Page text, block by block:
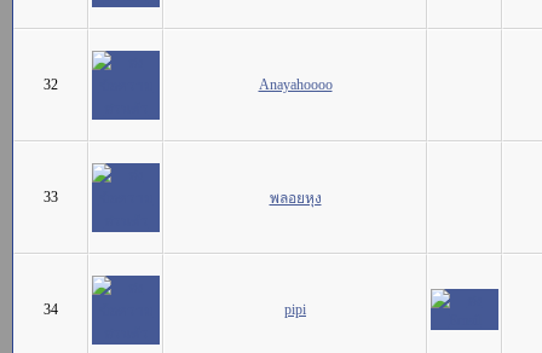
32 Anayahoooo
33 พลอยหุง
34 pipi